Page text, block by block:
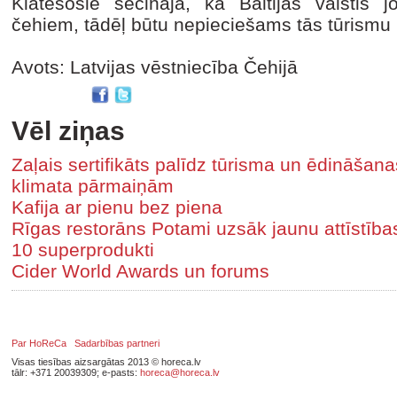
čehiem, tādēļ būtu nepieciešams tās
Avots: Latvijas vēstniecība Čehijā
Vēl ziņas
Zaļais sertifikāts palīdz tūrisma un
klimata pārmaiņām
Kafija ar pienu bez piena
Rīgas restorāns Potami uzsāk jaunu
10 superprodukti
Cider World Awards un forums
Par HoReCa
Sadarbības partneri
Visas tiesības aizsargātas 2013 © horeca.lv
tālr: +371 20039309; e-pasts: horeca@horeca.lv